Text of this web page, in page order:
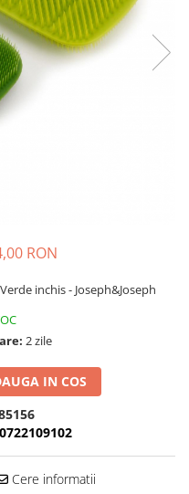
RON
inchis - Joseph&Joseph
2 zile
IN COS
0722109102
Cere informatii